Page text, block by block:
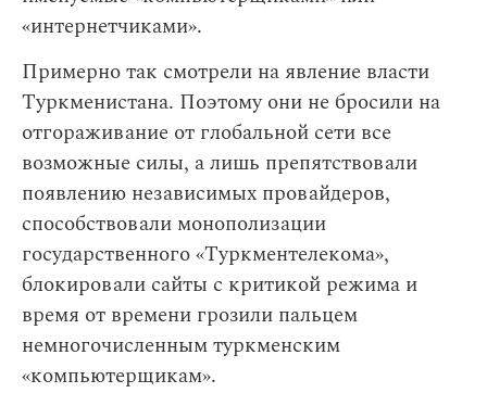
«интернетчиками».
Примерно так смотрели на явление власти
Туркменистана. Поэтому они не бросили на
отгораживание от глобальной сети все
возможные силы, а лишь препятствовали
появлению независимых провайдеров,
способствовали монополизации
государственного «Туркментелекома»,
блокировали сайты с критикой режима и
время от времени грозили пальцем
немногочисленным туркменским
«компьютерщикам».